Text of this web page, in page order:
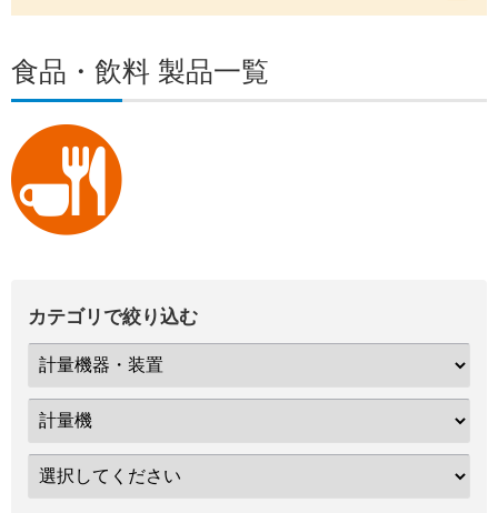
食品・飲料 製品一覧
カテゴリで絞り込む